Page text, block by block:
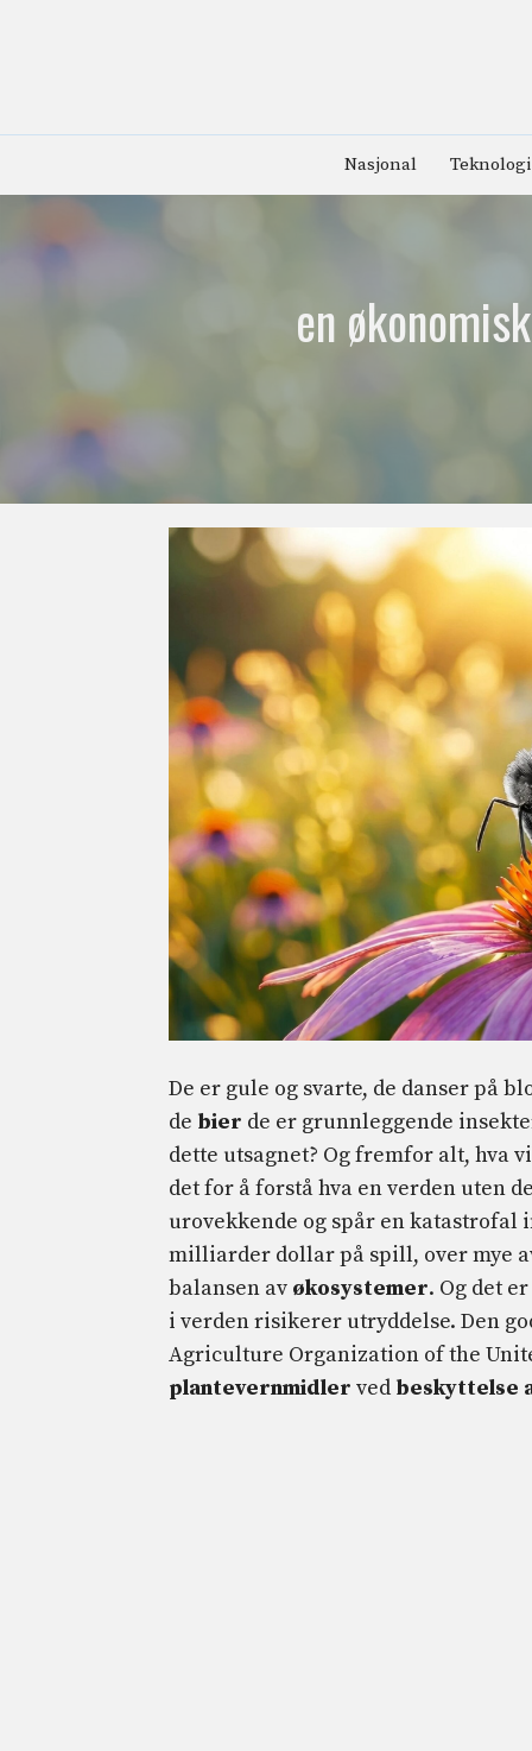
Nasjonal Teknologi
en
De er gule og svarte, de danser på
de bier de er grunnleggende
dette utsagnet? Og fremfor alt, hva
det for å forstå hva en verden uten
urovekkende og spår en katastrofal
milliarder dollar på spill, over mye
balansen av økosystemer. Og det
i verden risikerer utryddelse. Den
Agriculture Organization of the
plantevernmidler ved beskyttelse